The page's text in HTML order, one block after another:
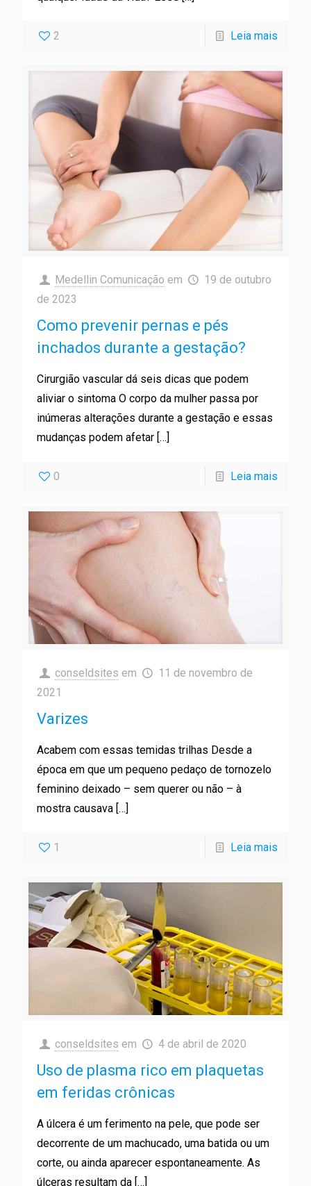
2 Leia mais
Medellin Comunicação em
19 de outubro
de 2023
Como prevenir pernas e pés
inchados durante a gestação?
Cirurgião vascular dá seis dicas que podem
aliviar o sintoma O corpo da mulher passa por
inúmeras alterações durante a gestação e essas
mudanças podem afetar […]
0 Leia mais
conseldsites em
11 de novembro de
2021
Varizes
Acabem com essas temidas trilhas Desde a
época em que um pequeno pedaço de tornozelo
feminino deixado – sem querer ou não – à
mostra causava […]
1 Leia mais
conseldsites em 4 de abril de 2020
Uso de plasma rico em plaquetas
em feridas crônicas
A úlcera é um ferimento na pele, que pode ser
decorrente de um machucado, uma batida ou um
corte, ou ainda aparecer espontaneamente. As
úlceras resultam da […]